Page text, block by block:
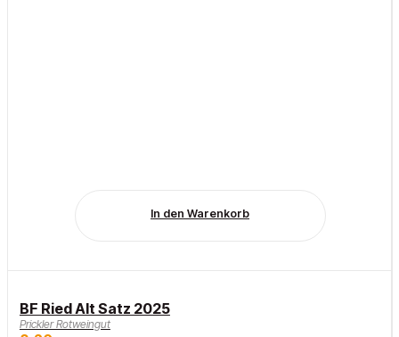
In den Warenkorb
BF Ried Alt Satz 2025
Prickler Rotweingut